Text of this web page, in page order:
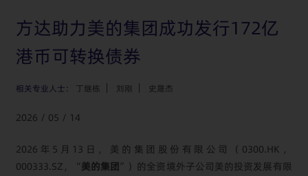
方达助力美的集团成功发行172亿
港币可转换债券
相关专业人士： 丁继栋 刘刚 史晟杰
2026 / 05 / 14
2026年5月13日，美的集团股份有限公司（0300.HK，
000333.SZ，“美的集团”）的全资境外子公司美的投资发展有限